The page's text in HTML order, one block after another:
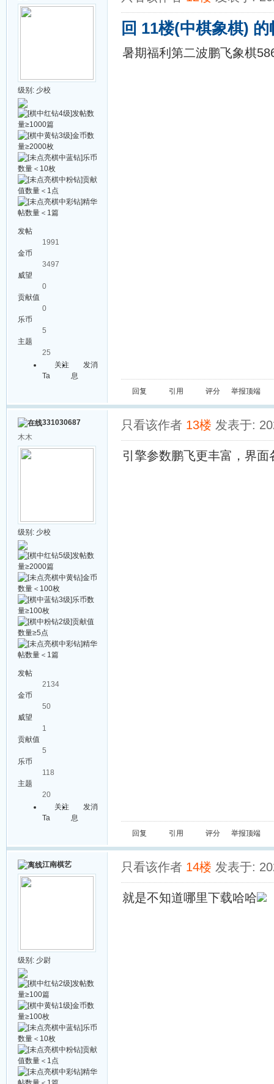
级别: 少校
发帖
1991
金币
3497
威望
0
贡献值
0
乐币
5
主题
25
关注
Ta
发消
息
回 11楼(中棋象棋) 的
暑期福利第二波鹏飞象棋
回复 引用 评分 举报顶端
331030687
木木
级别: 少校
发帖
2134
金币
50
威望
1
贡献值
5
乐币
118
主题
20
关注
Ta
发消
息
只看该作者 13楼 发表于:
引擎参数鹏飞更丰富，界面
回复 引用 评分 举报顶端
江南棋艺
级别: 少尉
只看该作者 14楼 发表于:
就是不知道哪里下载哈哈